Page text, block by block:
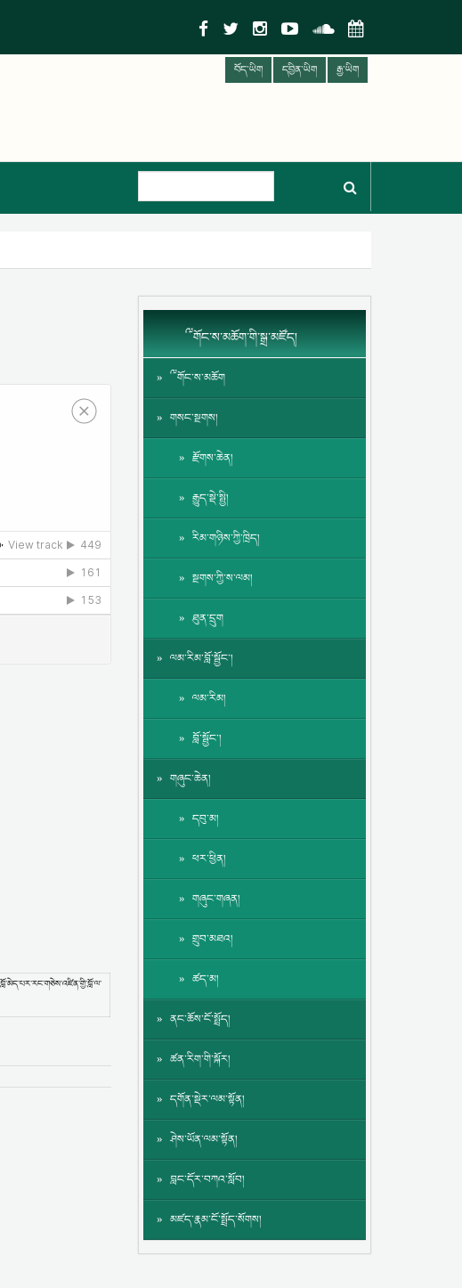
བོད་ཡིག དབྱིན་ཡིག རྒྱ་ཡིག
༸གོང་ས་མཆོག་གི་སྒྲ་མཛོད།
༸གོང་ས་མཆོག
གསང་སྔགས།
རྫོགས་ཆེན།
རྒྱུད་སྡེ་སྤྱི།
རིམ་གཉིས་ཀྱི་ཁྲིད།
སྔགས་ཀྱི་ས་ལམ།
ཐུན་དྲུག
ལམ་རིམ་བློ་སྦྱོང་།
ལམ་རིམ།
བློ་སྦྱོང་།
གཞུང་ཆེན།
དབུ་མ།
ཕར་ཕྱིན།
གཞུང་གཞན།
གྲུབ་མཐའ།
ཚད་མ།
ནང་ཆོས་ངོ་སྤྲོད།
ཚན་རིག་གི་སྐོར།
དགོན་སྡེར་ལམ་སྟོན།
ཤེས་ཡོན་ལམ་སྟོན།
བླང་དོར་བཀའ་སློབ།
མཛད་རྣམ་ངོ་སྤྲོད་སོགས།